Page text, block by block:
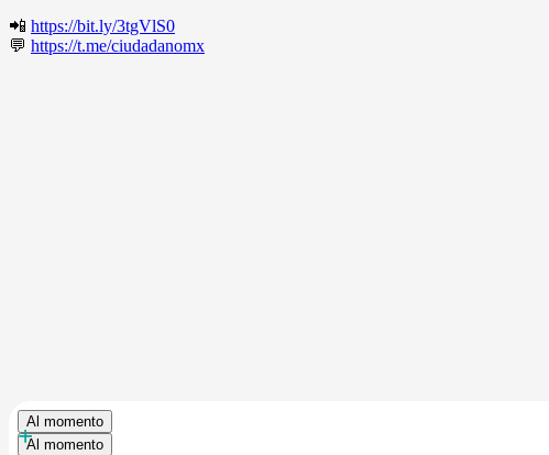
📲 https://bit.ly/3tgVlS0
💬 https://t.me/ciudadanomx
Al momento
Al momento
+